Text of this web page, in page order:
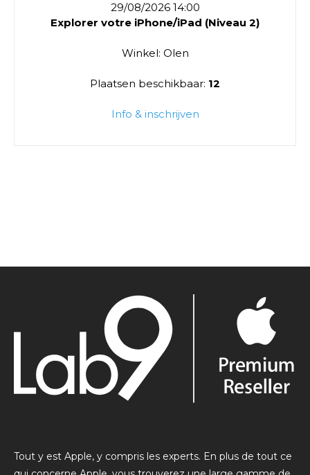
29/08/2026 14:00
Explorer votre iPhone/iPad (Niveau 2)
Winkel: Olen
Plaatsen beschikbaar: 12
Info & inschrijven
Tout y est Apple, y compris les experts. En plus de tout ce